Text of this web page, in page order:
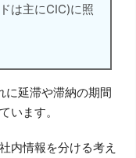
は主にCIC)に照
に延滞や滞納の期間
います。
内情報を分ける考え